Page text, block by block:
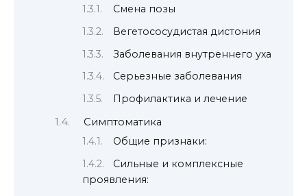
Смена позы
Вегетососудистая дистония
Заболевания внутреннего уха
Серьезные заболевания
Профилактика и лечение
Симптоматика
Общие признаки:
Сильные и комплексные
проявления: